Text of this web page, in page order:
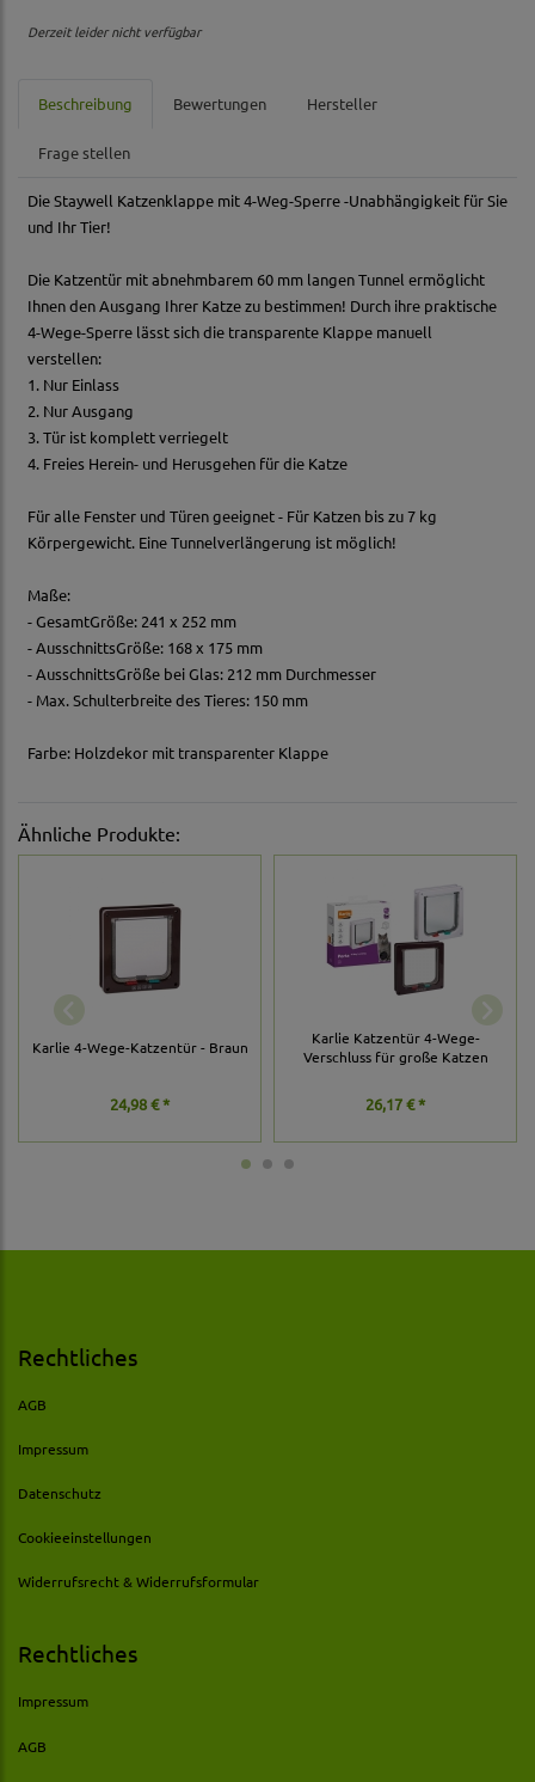
Derzeit leider nicht verfügbar
Beschreibung Bewertungen Hersteller
Frage stellen
Die Staywell Katzenklappe mit 4-Weg-Sperre -Unabhängigkeit für Sie
und Ihr Tier!
Die Katzentür mit abnehmbarem 60 mm langen Tunnel ermöglicht
Ihnen den Ausgang Ihrer Katze zu bestimmen! Durch ihre praktische
4-Wege-Sperre lässt sich die transparente Klappe manuell
verstellen:
1. Nur Einlass
2. Nur Ausgang
3. Tür ist komplett verriegelt
4. Freies Herein- und Herusgehen für die Katze
Für alle Fenster und Türen geeignet - Für Katzen bis zu 7 kg
Körpergewicht. Eine Tunnelverlängerung ist möglich!
Maße:
- GesamtGröße: 241 x 252 mm
- AusschnittsGröße: 168 x 175 mm
- AusschnittsGröße bei Glas: 212 mm Durchmesser
- Max. Schulterbreite des Tieres: 150 mm
Farbe: Holzdekor mit transparenter Klappe
Ähnliche Produkte:
Karlie 4-Wege-Katzentür - Braun
24,98 € *
Karlie Katzentür 4-Wege-
Verschluss für große Katzen
26,17 € *
Rechtliches
AGB
Impressum
Datenschutz
Cookieeinstellungen
Widerrufsrecht & Widerrufsformular
Rechtliches
Impressum
AGB